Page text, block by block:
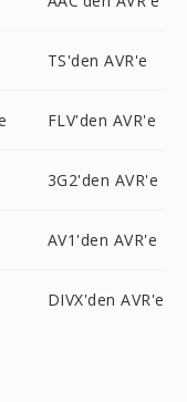
TS'den AVR'e
FLV'den AVR'e
3G2'den AVR'e
AV1'den AVR'e
DIVX'den AVR'e